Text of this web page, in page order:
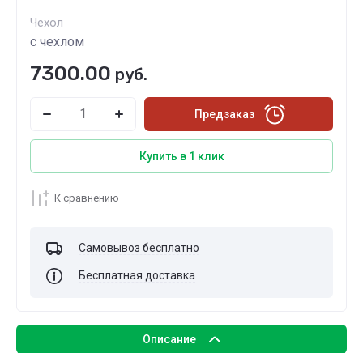
Чехол
с чехлом
7300.00 руб.
Предзаказ
Купить в 1 клик
К сравнению
Самовывоз бесплатно
Бесплатная доставка
Описание